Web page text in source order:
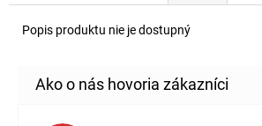
Popis produktu nie je dostupný